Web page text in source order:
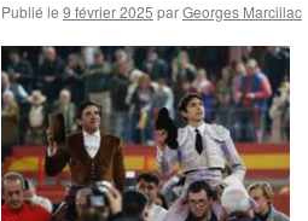
Publié le 9 février 2025 parGeorges Marcillac